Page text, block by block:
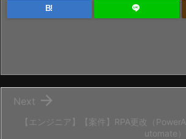
B!
【エンジニア】【案件】RPA更改（PowerA
utomate）

Next